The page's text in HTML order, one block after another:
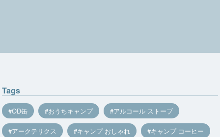
Tags
OD缶 おうちキャンプ アルコール ストーブ
アークテリクス キャンプ おしゃれ キャンプ コーヒー